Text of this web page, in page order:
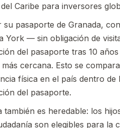
Caribe para inversores
su pasaporte de Granada,
York — sin obligación de
del pasaporte tras 10
cercana. Esto se
física en el país dentro
del pasaporte.
también es heredable: los
son elegibles para la